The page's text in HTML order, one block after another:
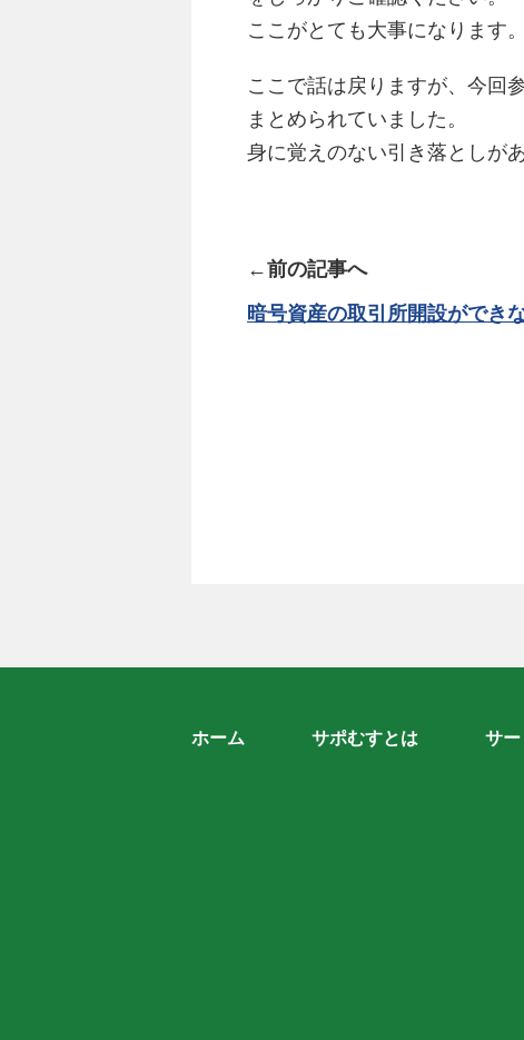
ここがとても大事になります。
ここで話は戻りますが、今回
まとめられていました。
身に覚えのない引き落としが
←前の記事へ
暗号資産の取引所開設ができ
ホーム サポむすとは サ